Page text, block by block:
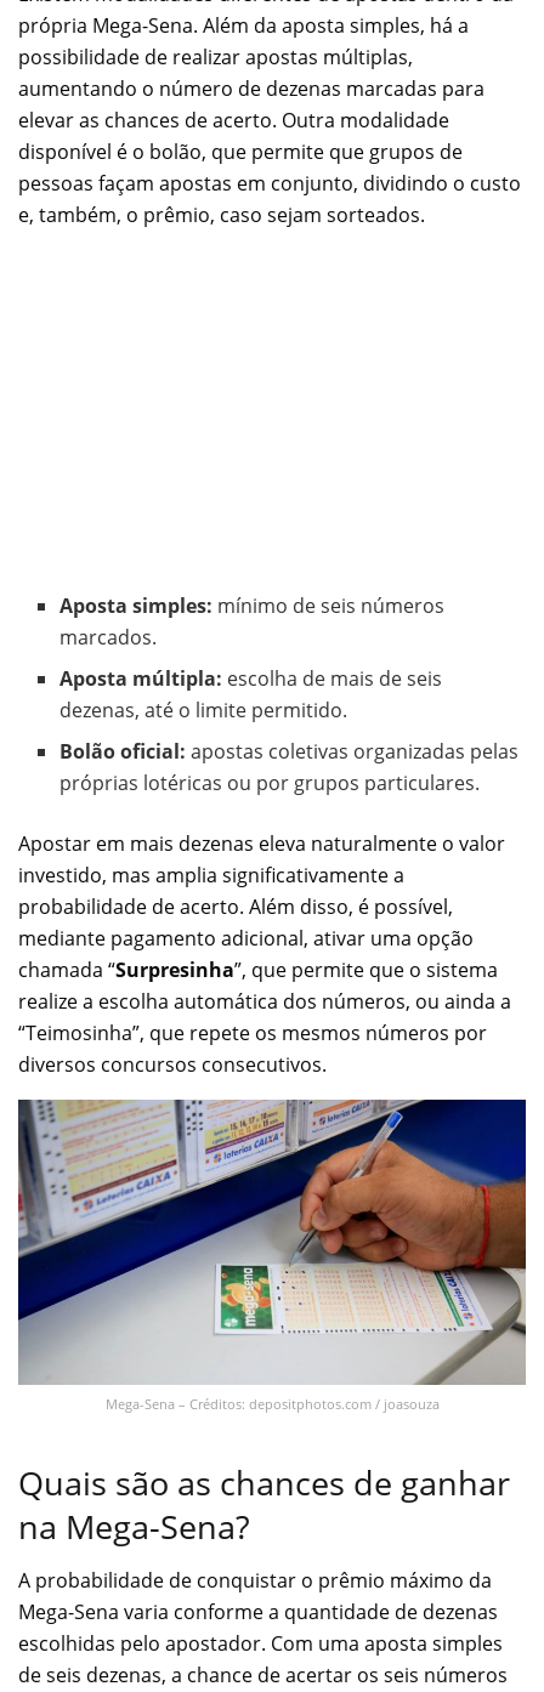
própria Mega-Sena. Além da aposta simples, há a
possibilidade de realizar apostas múltiplas,
aumentando o número de dezenas marcadas para
elevar as chances de acerto. Outra modalidade
disponível é o bolão, que permite que grupos de
pessoas façam apostas em conjunto, dividindo o custo
e, também, o prêmio, caso sejam sorteados.
Aposta simples: mínimo de seis números
marcados.
Aposta múltipla: escolha de mais de seis
dezenas, até o limite permitido.
Bolão oficial: apostas coletivas organizadas pelas
próprias lotéricas ou por grupos particulares.
Apostar em mais dezenas eleva naturalmente o valor
investido, mas amplia significativamente a
probabilidade de acerto. Além disso, é possível,
mediante pagamento adicional, ativar uma opção
chamada “Surpresinha”, que permite que o sistema
realize a escolha automática dos números, ou ainda a
“Teimosinha”, que repete os mesmos números por
diversos concursos consecutivos.
Mega-Sena – Créditos: depositphotos.com / joasouza
Quais são as chances de ganhar
na Mega-Sena?
A probabilidade de conquistar o prêmio máximo da
Mega-Sena varia conforme a quantidade de dezenas
escolhidas pelo apostador. Com uma aposta simples
de seis dezenas, a chance de acertar os seis números